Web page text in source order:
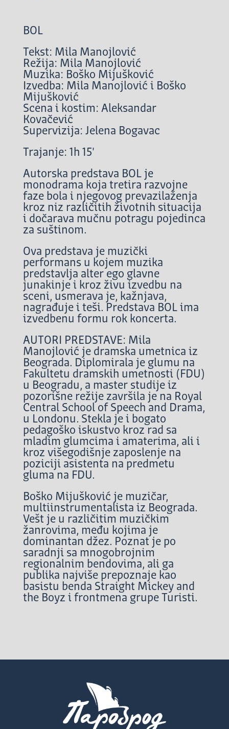
BOL
Tekst: Mila Manojlović
Režija: Mila Manojlović
Muzika: Boško Mijušković
Izvedba: Mila Manojlović i Boško
Mijušković
Scena i kostim: Aleksandar
Kovačević
Supervizija: Jelena Bogavac
Trajanje: 1h 15'
Autorska predstava BOL je
monodrama koja tretira razvojne
faze bola i njegovog prevazilaženja
kroz niz različitih životnih situacija
i dočarava mučnu potragu pojedinca
za suštinom.
Ova predstava je muzički
performans u kojem muzika
predstavlja alter ego glavne
junakinje i kroz živu izvedbu na
sceni, usmerava je, kažnjava,
nagrađuje i teši. Predstava BOL ima
izvedbenu formu rok koncerta.
AUTORI PREDSTAVE: Mila
Manojlović je dramska umetnica iz
Beograda. Diplomirala je glumu na
Fakultetu dramskih umetnosti (FDU)
u Beogradu, a master studije iz
pozorišne režije završila je na Royal
Central School of Speech and Drama,
u Londonu. Stekla je i bogato
pedagoško iskustvo kroz rad sa
mladim glumcima i amaterima, ali i
kroz višegodišnje zaposlenje na
poziciji asistenta na predmetu
gluma na FDU.
Boško Mijušković je muzičar,
multiinstrumentalista iz Beograda.
Vešt je u različitim muzičkim
žanrovima, među kojima je
dominantan džez. Poznat je po
saradnji sa mnogobrojnim
regionalnim bendovima, ali ga
publika najviše prepoznaje kao
basistu benda Straight Mickey and
the Boyz i frontmena grupe Turisti.